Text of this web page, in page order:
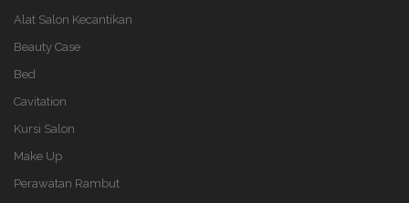
Alat Salon Kecantikan
Beauty Case
Bed
Cavitation
Kursi Salon
Make Up
Perawatan Rambut